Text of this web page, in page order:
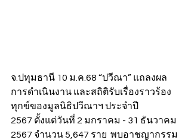
จ.ปทุมธานี 10 ม.ค.68 “ปวีณา” แถลงผล
การดำเนินงาน และสถิติรับเรื่องราวร้อง
ทุกข์ของมูลนิธิปวีณาฯ ประจำปี
2567 ตั้งแต่วันที่ 2 มกราคม - 31 ธันวาคม
2567 จำนวน 5,647 ราย พบอาชญากรรม